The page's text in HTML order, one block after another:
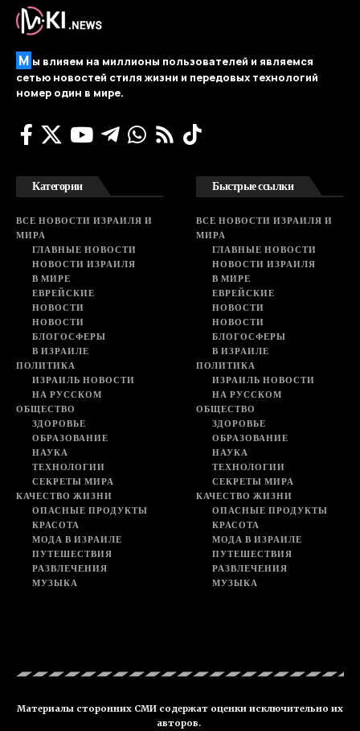
М ы влияем на миллионы пользователей и являемся
сетью новостей стиля жизни и передовых технологий
номер один в мире.
Категории
ВСЕ НОВОСТИ ИЗРАИЛЯ И
МИРА
ГЛАВНЫЕ НОВОСТИ
НОВОСТИ ИЗРАИЛЯ
В МИРЕ
ЕВРЕЙСКИЕ
НОВОСТИ
НОВОСТИ
БЛОГОСФЕРЫ
В ИЗРАИЛЕ
ПОЛИТИКА
ИЗРАИЛЬ НОВОСТИ
НА РУССКОМ
ОБЩЕСТВО
ЗДОРОВЬЕ
ОБРАЗОВАНИЕ
НАУКА
ТЕХНОЛОГИИ
СЕКРЕТЫ МИРА
КАЧЕСТВО ЖИЗНИ
ОПАСНЫЕ ПРОДУКТЫ
КРАСОТА
МОДА В ИЗРАИЛЕ
ПУТЕШЕСТВИЯ
РАЗВЛЕЧЕНИЯ
МУЗЫКА
Быстрые ссылки
ВСЕ НОВОСТИ ИЗРАИЛЯ И
МИРА
ГЛАВНЫЕ НОВОСТИ
НОВОСТИ ИЗРАИЛЯ
В МИРЕ
ЕВРЕЙСКИЕ
НОВОСТИ
НОВОСТИ
БЛОГОСФЕРЫ
В ИЗРАИЛЕ
ПОЛИТИКА
ИЗРАИЛЬ НОВОСТИ
НА РУССКОМ
ОБЩЕСТВО
ЗДОРОВЬЕ
ОБРАЗОВАНИЕ
НАУКА
ТЕХНОЛОГИИ
СЕКРЕТЫ МИРА
КАЧЕСТВО ЖИЗНИ
ОПАСНЫЕ ПРОДУКТЫ
КРАСОТА
МОДА В ИЗРАИЛЕ
ПУТЕШЕСТВИЯ
РАЗВЛЕЧЕНИЯ
МУЗЫКА
Материалы сторонних СМИ содержат оценки исключительно их
авторов.